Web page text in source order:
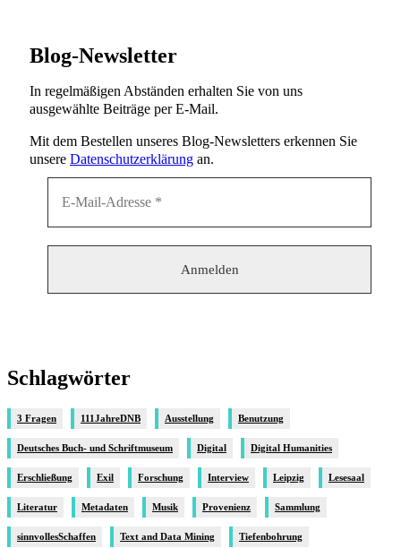
Blog-Newsletter
In regelmäßigen Abständen erhalten Sie von uns
ausgewählte Beiträge per E-Mail.
Mit dem Bestellen unseres Blog-Newsletters erkennen Sie
unsere Datenschutzerklärung an.
Schlagwörter
3 Fragen 111JahreDNB Ausstellung Benutzung
Deutsches Buch- und Schriftmuseum Digital Digital Humanities
Erschließung Exil Forschung Interview Leipzig Lesesaal
Literatur Metadaten Musik Provenienz Sammlung
sinnvollesSchaffen Text and Data Mining Tiefenbohrung